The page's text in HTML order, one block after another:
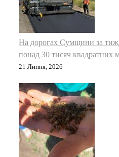
На дорогах Сумщини за
понад 30 тисяч квадратних
21 Липня, 2026